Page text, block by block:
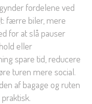
fordelene ved
færre biler, mere
for at slå pauser
eller
spare tid, reducere
turen mere social.
af bagage og ruten